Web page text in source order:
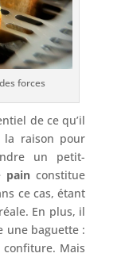
forces
de ce qu’il
la raison pour
un petit-
painconstitue
ce cas, étant
En plus, il
une baguette :
Mais